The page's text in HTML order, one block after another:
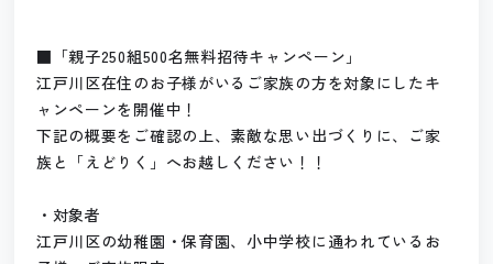
■「親子250組500名無料招待キャンペーン」
江戸川区在住のお子様がいるご家族の方を対象にしたキ
ャンペーンを開催中！
下記の概要をご確認の上、素敵な思い出づくりに、ご家
族と「えどりく」へお越しください！！
・対象者
江戸川区の幼稚園・保育園、小中学校に通われているお